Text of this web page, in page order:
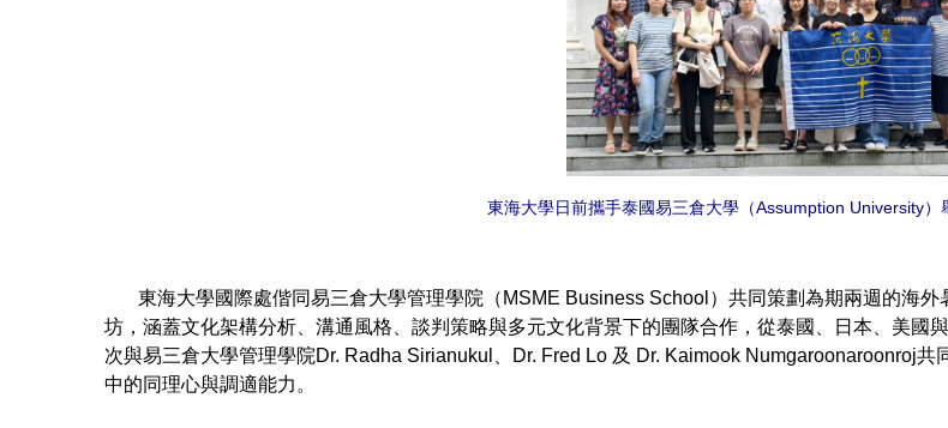
東海大學日前攜手泰國易三倉大學（Assumption University）
東海大學國際處偕同易三倉大學管理學院（MSME Business School）共同策劃為期兩週的海外
坊，涵蓋文化架構分析、溝通風格、談判策略與多元文化背景下的團隊合作，從泰國、日本、美國
次與易三倉大學管理學院Dr. Radha Sirianukul、Dr. Fred Lo 及 Dr. Kaimook Numgaroonaroonroj
中的同理心與調適能力。